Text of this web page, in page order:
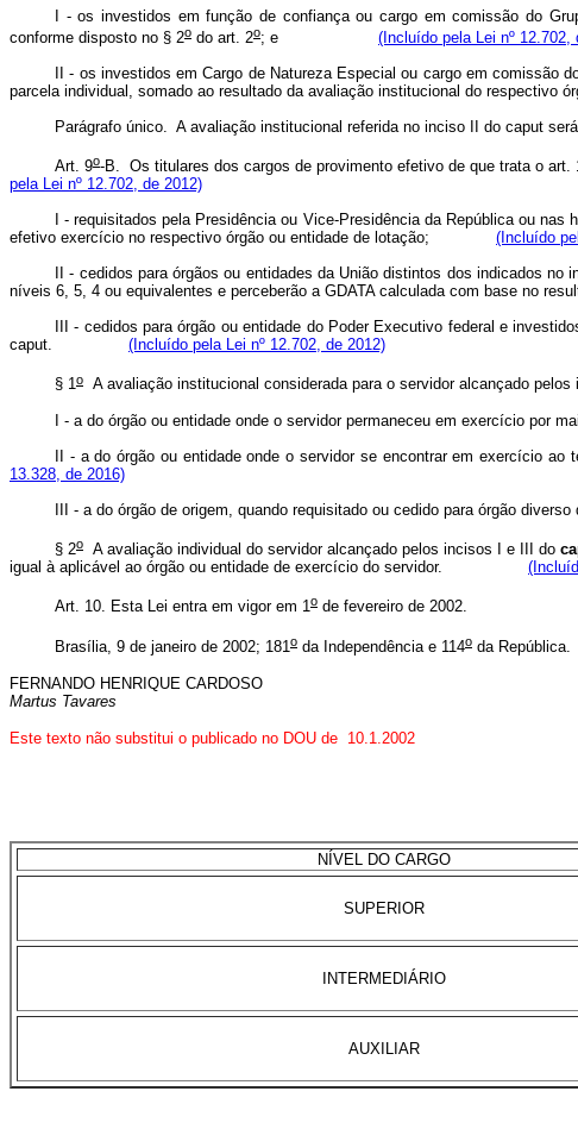
I - os investidos em função de confiança ou cargo em comissão do
conforme disposto no § 2o do art. 2o; e (Incluído pela Lei nº 12.702,
II - os investidos em Cargo de Natureza Especial ou cargo em comissão
parcela individual, somado ao resultado da avaliação institucional do
Parágrafo único. A avaliação institucional referida no inciso II do caput
Art. 9o-B.Os titulares dos cargos de provimento efetivo de que trata o art.
pela Lei nº 12.702, de 2012)
I - requisitados pela Presidência ou Vice-Presidência da República ou
efetivo exercício no respectivo órgão ou entidade de lotação; (Incluído
II - cedidos para órgãos ou entidades da União distintos dos indicados no
níveis 6, 5, 4 ou equivalentes e perceberão a GDATA calculada com base
III - cedidos para órgão ou entidade do Poder Executivo federal e
caput. (Incluído pela Lei nº 12.702, de 2012)
§ 1o A avaliação institucional considerada para o servidor alcançado
I - a do órgão ou entidade onde o servidor permaneceu em exercício
II - a do órgão ou entidade onde o servidor se encontrar em
13.328, de 2016)
III - a do órgão de origem, quando requisitado ou cedido para órgão
§ 2o A avaliação individual do servidor alcançado pelos incisos I e III do
igual à aplicável ao órgão ou entidade de exercício do servidor.
Art. 10. Esta Lei entra em vigor em 1o de fevereiro de 2002.
Brasília, 9 de janeiro de 2002; 181o da Independência e 114o da República.
FERNANDO HENRIQUE CARDOSO
Martus Tavares
Este texto não substitui o publicado no DOU de 10.1.2002
NÍVEL DO CARGO
SUPERIOR
INTERMEDIÁRIO
AUXILIAR